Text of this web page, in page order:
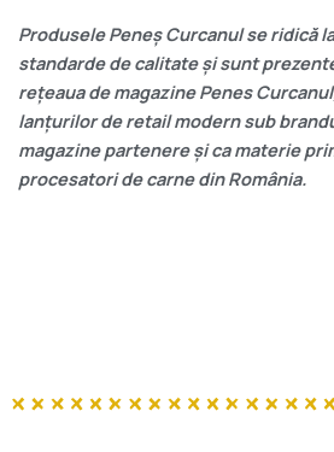
Produsele Peneș Curcanul se ridică
standarde de calitate și sunt
rețeaua de magazine Penes
lanțurilor de retail modern sub
magazine partenere și ca materie
procesatori de carne din România.